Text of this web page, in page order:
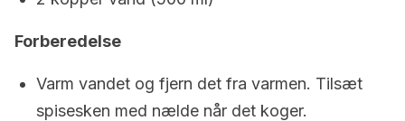
Forberedelse
Varm vandet og fjern det fra varmen. Tilsæt
spisesken med nælde når det koger.